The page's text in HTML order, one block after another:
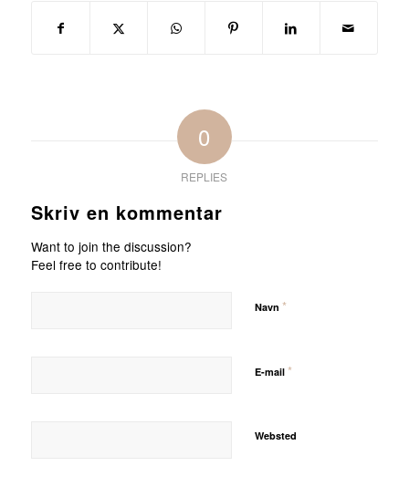
0
REPLIES
Skriv en kommentar
Want to join the discussion?
Feel free to contribute!
Navn *
E-mail *
Websted